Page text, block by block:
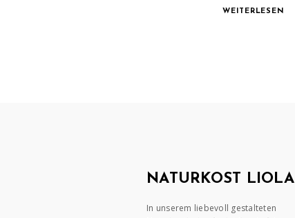
WEITERLESEN
NATURKOST LIOLA
In unserem liebevoll gestalteten